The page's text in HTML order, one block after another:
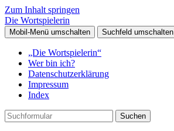
Zum Inhalt springen
Die Wortspielerin
Mobil-Menü umschalten Suchfeld umschalten
„Die Wortspielerin“
Wer bin ich?
Datenschutzerklärung
Impressum
Index
Suchen